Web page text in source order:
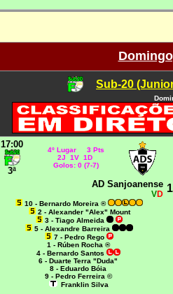
Sub-20
17:00
3ª
4º Lugar 3 Pts
2J 1V 1D
Golos: 0 (7-7)
AD Sanjoanense
VD
10 - Bernardo Moreira ®
2 - Alexander "Alex" Mount
3 - Tiago Almeida
5 - Alexandre Barreira
7 - Pedro Rego
1 - Rúben Rocha ®
4 - Bernardo Santos
6 - Duarte Terra "Duda"
8 - Eduardo Bóia
9 - Pedro Ferreira ©
Franklin Silva